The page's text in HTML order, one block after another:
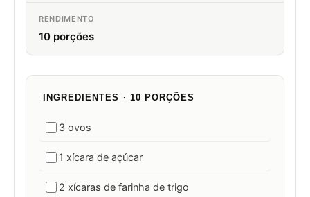
RENDIMENTO
10 porções
INGREDIENTES · 10 PORÇÕES
3 ovos
1 xícara de açúcar
2 xícaras de farinha de trigo